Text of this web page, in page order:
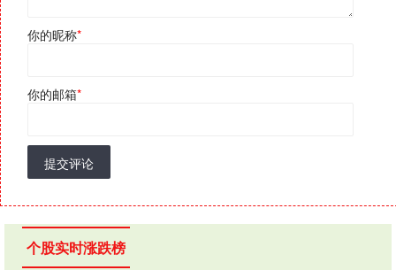
你的昵称*
你的邮箱*
提交评论
个股实时涨跌榜